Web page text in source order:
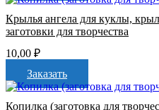
Крылья ангела для куклы,
заготовки для творчества
10,00 ₽
Заказать
Копилка (заготовка для